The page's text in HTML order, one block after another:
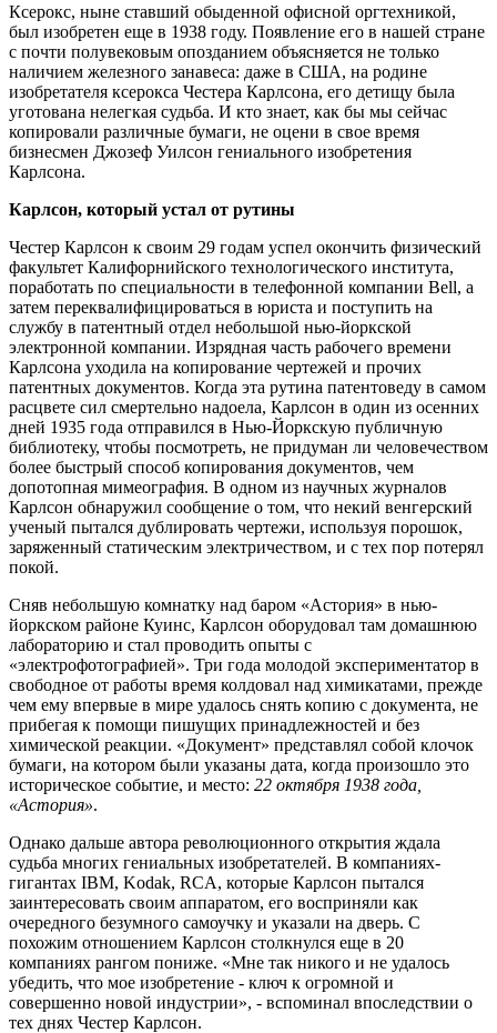
Ксерокс, ныне ставший обыденной офисной оргтехникой,
был изобретен еще в 1938 году. Появление его в нашей стране
с почти полувековым опозданием объясняется не только
наличием железного занавеса: даже в США, на родине
изобретателя ксерокса Честера Карлсона, его детищу была
уготована нелегкая судьба. И кто знает, как бы мы сейчас
копировали различные бумаги, не оцени в свое время
бизнесмен Джозеф Уилсон гениального изобретения
Карлсона.
Карлсон, который устал от рутины
Честер Карлсон к своим 29 годам успел окончить физический
факультет Калифорнийского технологического института,
поработать по специальности в телефонной компании Bell, а
затем переквалифицироваться в юриста и поступить на
службу в патентный отдел небольшой нью-йоркской
электронной компании. Изрядная часть рабочего времени
Карлсона уходила на копирование чертежей и прочих
патентных документов. Когда эта рутина патентоведу в самом
расцвете сил смертельно надоела, Карлсон в один из осенних
дней 1935 года отправился в Нью-Йоркскую публичную
библиотеку, чтобы посмотреть, не придуман ли человечеством
более быстрый способ копирования документов, чем
допотопная мимеография. В одном из научных журналов
Карлсон обнаружил сообщение о том, что некий венгерский
ученый пытался дублировать чертежи, используя порошок,
заряженный статическим электричеством, и с тех пор потерял
покой.
Сняв небольшую комнатку над баром «Астория» в нью-
йоркском районе Куинс, Карлсон оборудовал там домашнюю
лабораторию и стал проводить опыты с
«электрофотографией». Три года молодой экспериментатор в
свободное от работы время колдовал над химикатами, прежде
чем ему впервые в мире удалось снять копию с документа, не
прибегая к помощи пишущих принадлежностей и без
химической реакции. «Документ» представлял собой клочок
бумаги, на котором были указаны дата, когда произошло это
историческое событие, и место: 22 октября 1938 года,
«Астория».
Однако дальше автора революционного открытия ждала
судьба многих гениальных изобретателей. В компаниях-
гигантах IBM, Kodak, RCA, которые Карлсон пытался
заинтересовать своим аппаратом, его восприняли как
очередного безумного самоучку и указали на дверь. С
похожим отношением Карлсон столкнулся еще в 20
компаниях рангом пониже. «Мне так никого и не удалось
убедить, что мое изобретение - ключ к огромной и
совершенно новой индустрии», - вспоминал впоследствии о
тех днях Честер Карлсон.